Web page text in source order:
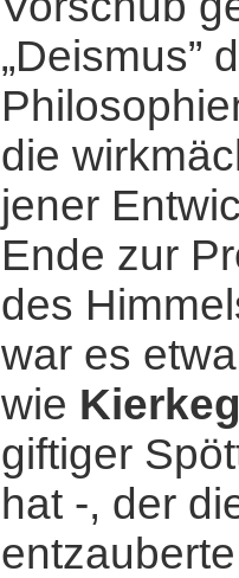
„Deismus”
die
jener
Ende zur
des
war es
wie
giftiger
hat -, der